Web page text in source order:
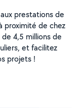
prestations de
proximité de chez
4,5 millions de
et facilitez
projets !